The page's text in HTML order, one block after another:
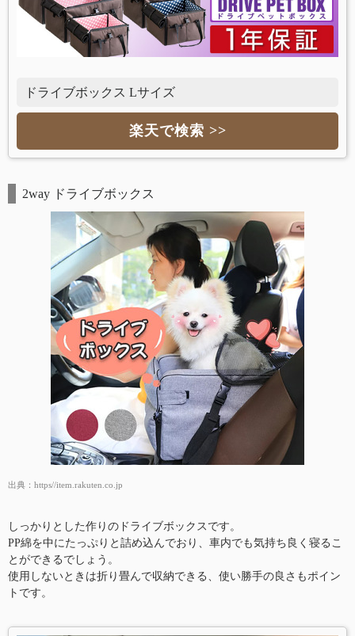
ドライブボックス Lサイズ
楽天で検索 >>
2way ドライブボックス
出典： https//item.rakuten.co.jp
しっかりとした作りのドライブボックスです。
PP綿を中にたっぷりと詰め込んでおり、車内でも気持ち良く寝るこ
とができるでしょう。
使用しないときは折り畳んで収納できる、使い勝手の良さもポイン
トです。